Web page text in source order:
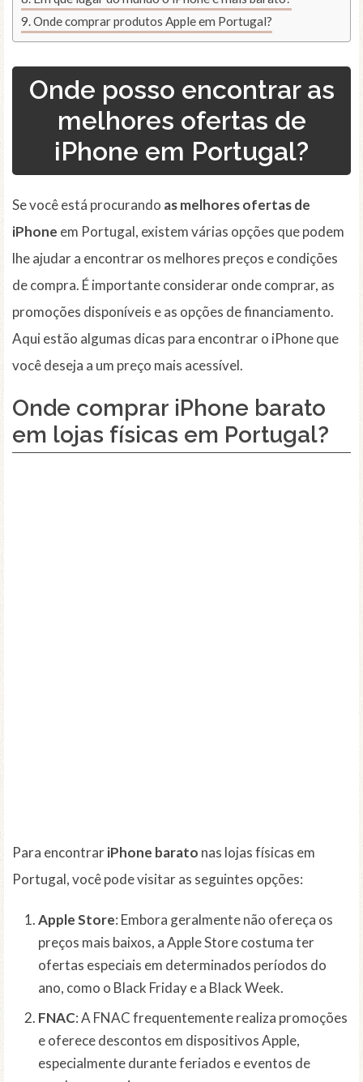
Onde comprar produtos Apple em Portugal?
Onde posso encontrar as
melhores ofertas de
iPhone em Portugal?
Se você está procurando as melhores ofertas de
iPhone em Portugal, existem várias opções que podem
lhe ajudar a encontrar os melhores preços e condições
de compra. É importante considerar onde comprar, as
promoções disponíveis e as opções de financiamento.
Aqui estão algumas dicas para encontrar o iPhone que
você deseja a um preço mais acessível.
Onde comprar iPhone barato
em lojas físicas em Portugal?
Para encontrariPhone barato nas lojas físicas em
Portugal, você pode visitar as seguintes opções:
Apple Store: Embora geralmente não ofereça os
preços mais baixos, a Apple Store costuma ter
ofertas especiais em determinados períodos do
ano, como o Black Friday e a Black Week.
FNAC: A FNAC frequentemente realiza promoções
e oferece descontos em dispositivos Apple,
especialmente durante feriados e eventos de